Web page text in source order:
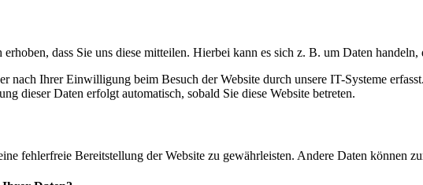
dass Sie uns diese mitteilen. Hierbei kann es sich z. B. um Daten
nach Ihrer Einwilligung beim Besuch der Website durch unsere IT-Systeme
dieser Daten erfolgt automatisch, sobald Sie diese Website betreten.
fehlerfreie Bereitstellung der Website zu gewährleisten. Andere Daten können